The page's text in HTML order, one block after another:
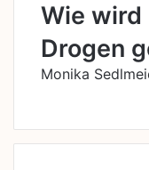
Wie wird
Drogen
Monika